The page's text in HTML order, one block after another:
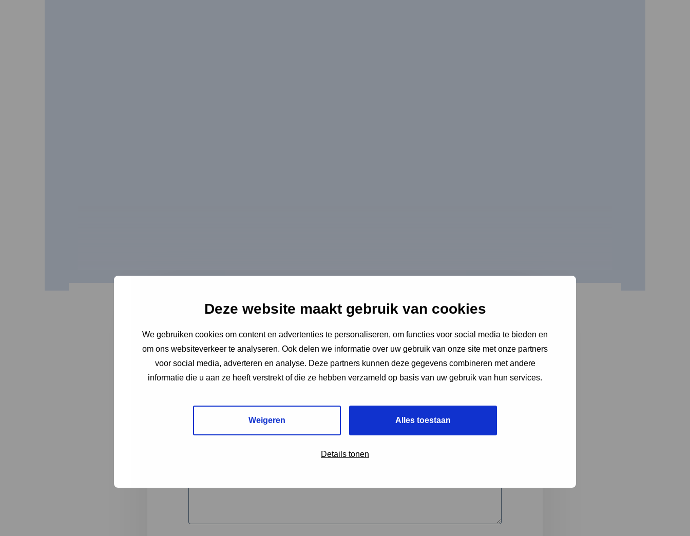
Deze website maakt gebruik van cookies
We gebruiken cookies om content en advertenties te personaliseren, om functies voor social media te bieden en
om ons websiteverkeer te analyseren. Ook delen we informatie over uw gebruik van onze site met onze partners
voor social media, adverteren en analyse. Deze partners kunnen deze gegevens combineren met andere
informatie die u aan ze heeft verstrekt of die ze hebben verzameld op basis van uw gebruik van hun services.
Weigeren Alles toestaan
Details tonen
"* " geeft vereiste velden aan
1 2
3
Volledige omschrijving*